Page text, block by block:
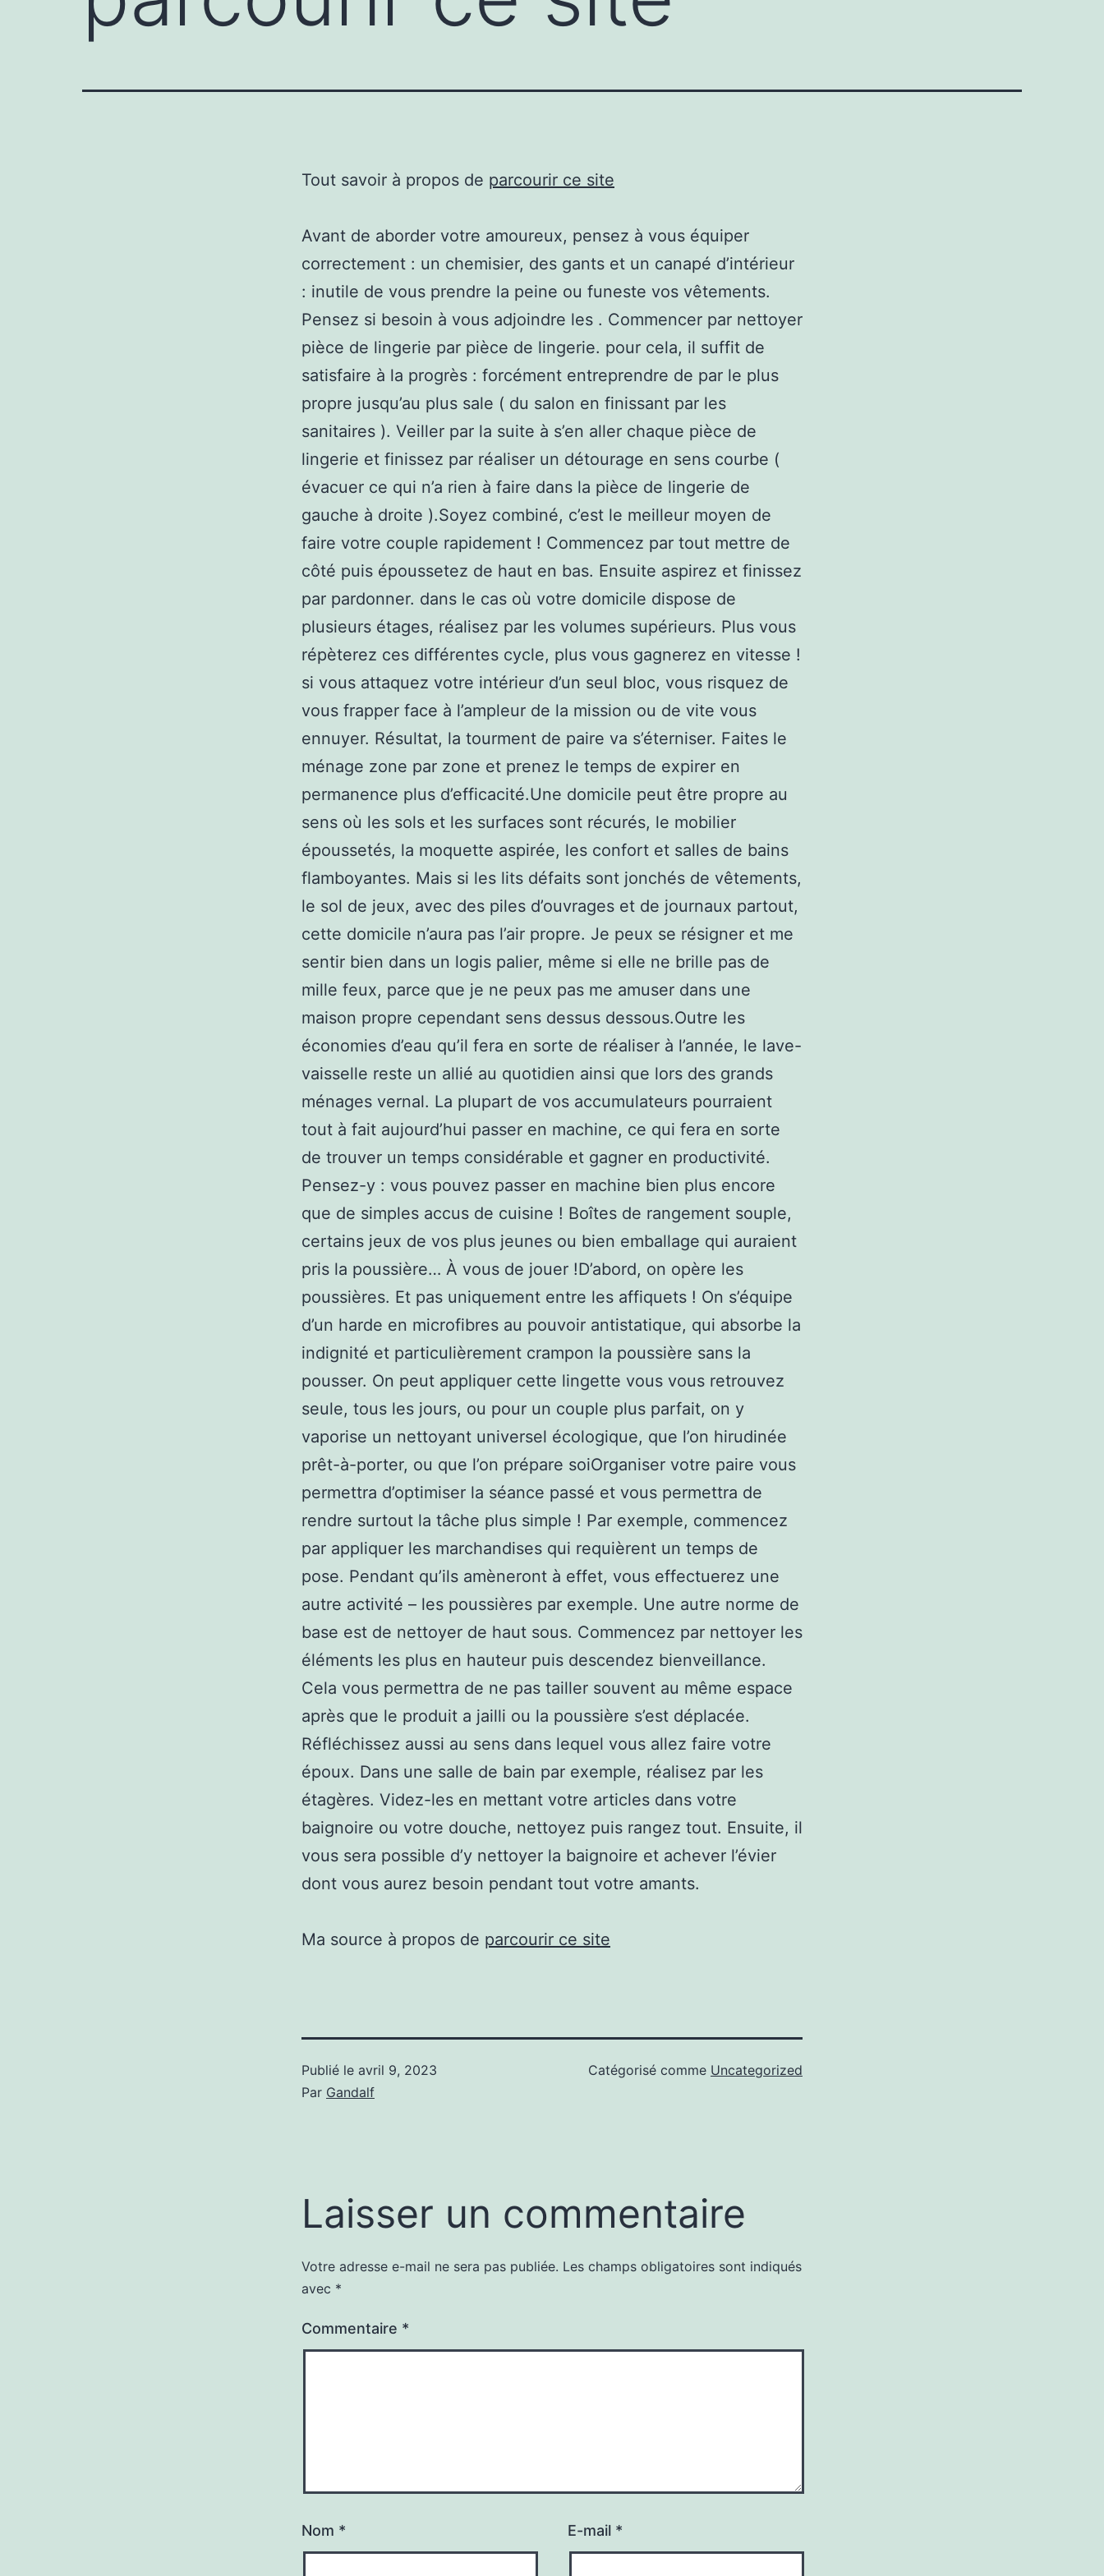
Tout savoir à propos de parcourir ce site
Avant de aborder votre amoureux, pensez à vous équiper
correctement : un chemisier, des gants et un canapé d’intérieur
: inutile de vous prendre la peine ou funeste vos vêtements.
Pensez si besoin à vous adjoindre les . Commencer par nettoyer
pièce de lingerie par pièce de lingerie. pour cela, il suffit de
satisfaire à la progrès : forcément entreprendre de par le plus
propre jusqu’au plus sale ( du salon en finissant par les
sanitaires ). Veiller par la suite à s’en aller chaque pièce de
lingerie et finissez par réaliser un détourage en sens courbe (
évacuer ce qui n’a rien à faire dans la pièce de lingerie de
gauche à droite ).Soyez combiné, c’est le meilleur moyen de
faire votre couple rapidement ! Commencez par tout mettre de
côté puis époussetez de haut en bas. Ensuite aspirez et finissez
par pardonner. dans le cas où votre domicile dispose de
plusieurs étages, réalisez par les volumes supérieurs. Plus vous
répèterez ces différentes cycle, plus vous gagnerez en vitesse !
si vous attaquez votre intérieur d’un seul bloc, vous risquez de
vous frapper face à l’ampleur de la mission ou de vite vous
ennuyer. Résultat, la tourment de paire va s’éterniser. Faites le
ménage zone par zone et prenez le temps de expirer en
permanence plus d’efficacité.Une domicile peut être propre au
sens où les sols et les surfaces sont récurés, le mobilier
époussetés, la moquette aspirée, les confort et salles de bains
flamboyantes. Mais si les lits défaits sont jonchés de vêtements,
le sol de jeux, avec des piles d’ouvrages et de journaux partout,
cette domicile n’aura pas l’air propre. Je peux se résigner et me
sentir bien dans un logis palier, même si elle ne brille pas de
mille feux, parce que je ne peux pas me amuser dans une
maison propre cependant sens dessus dessous.Outre les
économies d’eau qu’il fera en sorte de réaliser à l’année, le lave-
vaisselle reste un allié au quotidien ainsi que lors des grands
ménages vernal. La plupart de vos accumulateurs pourraient
tout à fait aujourd’hui passer en machine, ce qui fera en sorte
de trouver un temps considérable et gagner en productivité.
Pensez-y : vous pouvez passer en machine bien plus encore
que de simples accus de cuisine ! Boîtes de rangement souple,
certains jeux de vos plus jeunes ou bien emballage qui auraient
pris la poussière… À vous de jouer !D’abord, on opère les
poussières. Et pas uniquement entre les affiquets ! On s’équipe
d’un harde en microfibres au pouvoir antistatique, qui absorbe la
indignité et particulièrement crampon la poussière sans la
pousser. On peut appliquer cette lingette vous vous retrouvez
seule, tous les jours, ou pour un couple plus parfait, on y
vaporise un nettoyant universel écologique, que l’on hirudinée
prêt-à-porter, ou que l’on prépare soiOrganiser votre paire vous
permettra d’optimiser la séance passé et vous permettra de
rendre surtout la tâche plus simple ! Par exemple, commencez
par appliquer les marchandises qui requièrent un temps de
pose. Pendant qu’ils amèneront à effet, vous effectuerez une
autre activité – les poussières par exemple. Une autre norme de
base est de nettoyer de haut sous. Commencez par nettoyer les
éléments les plus en hauteur puis descendez bienveillance.
Cela vous permettra de ne pas tailler souvent au même espace
après que le produit a jailli ou la poussière s’est déplacée.
Réfléchissez aussi au sens dans lequel vous allez faire votre
époux. Dans une salle de bain par exemple, réalisez par les
étagères. Videz-les en mettant votre articles dans votre
baignoire ou votre douche, nettoyez puis rangez tout. Ensuite, il
vous sera possible d’y nettoyer la baignoire et achever l’évier
dont vous aurez besoin pendant tout votre amants.
Ma source à propos de parcourir ce site
Publié le avril 9, 2023
Par Gandalf
Catégorisé comme Uncategorized
Laisser un commentaire
Votre adresse e-mail ne sera pas publiée. Les champs obligatoires sont indiqués
avec *
Commentaire *
Nom * E-mail *